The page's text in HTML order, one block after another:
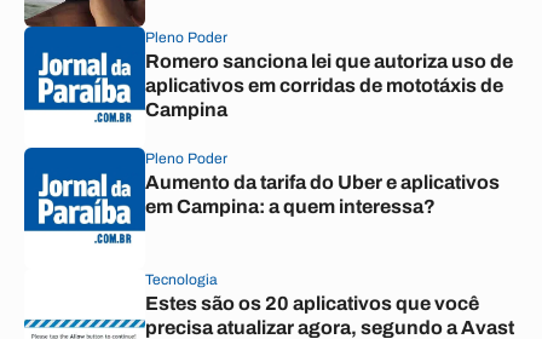
Pleno Poder
Romero sanciona lei que autoriza uso de
aplicativos em corridas de mototáxis de
Campina
Pleno Poder
Aumento da tarifa do Uber e aplicativos
em Campina: a quem interessa?
Tecnologia
Estes são os 20 aplicativos que você
precisa atualizar agora, segundo a Avast